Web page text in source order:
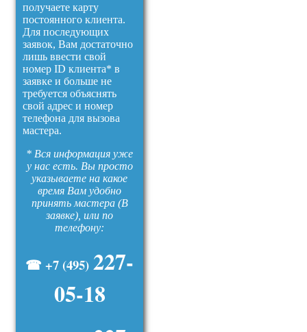
получаете карту
постоянного клиента.
Для последующих
заявок, Вам достаточно
лишь ввести свой
номер ID клиента* в
заявке и больше не
требуется объяснять
свой адрес и номер
телефона для вызова
мастера.
* Вся информация уже
у нас есть. Вы просто
указываете на какое
время Вам удобно
принять мастера (В
заявке), или по
телефону:
☎ +7 (495) 227-
05-18